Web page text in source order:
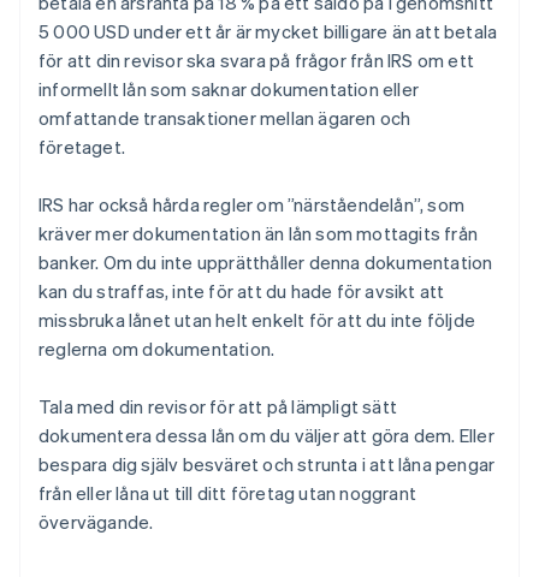
5 000 USD under ett år är mycket billigare än att betala
för att din revisor ska svara på frågor från IRS om ett
informellt lån som saknar dokumentation eller
omfattande transaktioner mellan ägaren och
företaget.
IRS har också hårda regler om ”närståendelån”, som
kräver mer dokumentation än lån som mottagits från
banker. Om du inte upprätthåller denna dokumentation
kan du straffas, inte för att du hade för avsikt att
missbruka lånet utan helt enkelt för att du inte följde
reglerna om dokumentation.
Tala med din revisor för att på lämpligt sätt
dokumentera dessa lån om du väljer att göra dem. Eller
bespara dig själv besväret och strunta i att låna pengar
från eller låna ut till ditt företag utan noggrant
övervägande.